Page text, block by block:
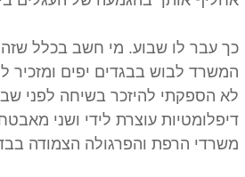
כך עבר לו שבוע. מי חשב בכלל שזה
המשרד לבוש בבגדים יפים ומזכיר
לא הספקתי להיזכר בשיחה לפני
דיפלומטיות עוצרת לידי ושני
משרדי הרפת והפרגולה הצמודה